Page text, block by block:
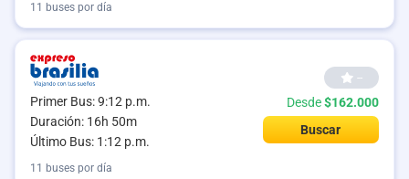
11 buses por día
Primer Bus: 9:12 p.m.
Duración: 16h 50m
Último Bus: 1:12 p.m.
--
Desde$162.000
Buscar
11 buses por día